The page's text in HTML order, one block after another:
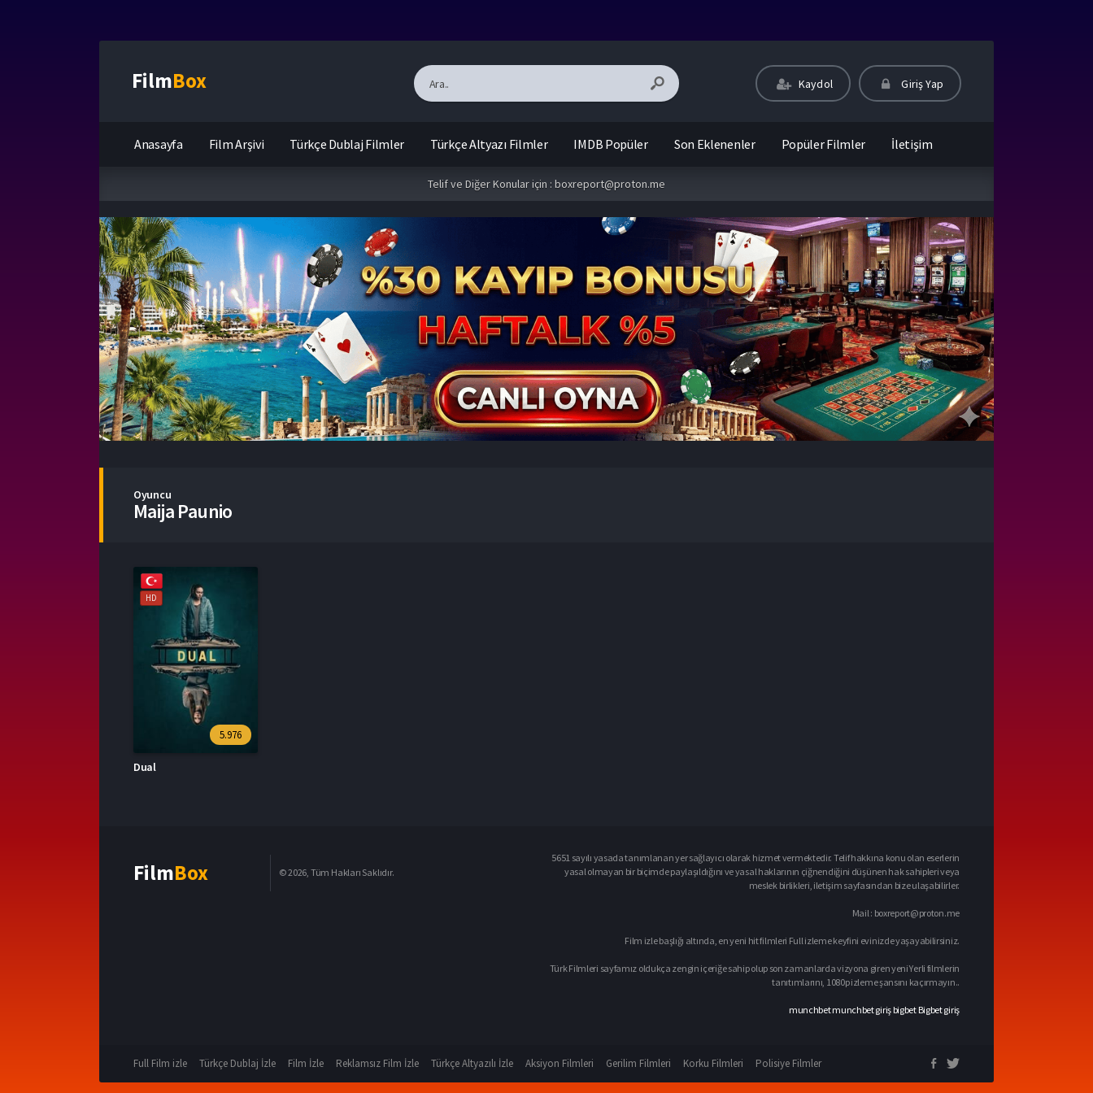
FilmBox Kaydol Giriş Yap
Anasayfa Film Arşivi Türkçe Dublaj Filmler Türkçe Altyazı Filmler IMDB Popüler Son Eklenenler Popüler Filmler İletişim
Telif ve Diğer Konular için : boxreport@proton.me
Oyuncu
Maija Paunio
HD
5.976
Dual
FilmBox © 2026, Tüm Hakları Saklıdır.
5651 sayılı yasada tanımlanan yer sağlayıcı olarak hizmet vermektedir. Telif hakkına konu olan eserlerin
yasal olmayan bir biçimde paylaşıldığını ve yasal haklarının çiğnendiğini düşünen hak sahipleri veya
meslek birlikleri, iletişim sayfasından bize ulaşabilirler.
Mail : boxreport@proton.me
Film izle başlığı altında, en yeni hit filmleri Full izleme keyfini evinizde yaşayabilirsiniz.
Türk Filmleri sayfamız oldukça zengin içeriğe sahip olup son zamanlarda vizyona giren yeni Yerli filmlerin
tanıtımlarını, 1080p izleme şansını kaçırmayın..
munchbetmunchbet giriş bigbet Bigbet giriş
Full Film izle Türkçe Dublaj İzle Film İzle Reklamsız Film İzle Türkçe Altyazılı İzle Aksiyon Filmleri Gerilim Filmleri Korku Filmleri Polisiye Filmler